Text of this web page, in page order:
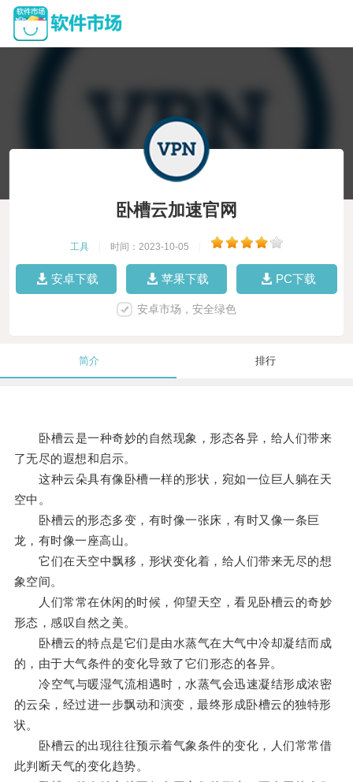
卧槽云加速官网
工具 时间：2023-10-05
安卓下载 苹果下载 PC下载
安卓市场，安全绿色
简介 排行
卧槽云是一种奇妙的自然现象，形态各异，给人们带来
了无尽的遐想和启示。
这种云朵具有像卧槽一样的形状，宛如一位巨人躺在天
空中。
卧槽云的形态多变，有时像一张床，有时又像一条巨
龙，有时像一座高山。
它们在天空中飘移，形状变化着，给人们带来无尽的想
象空间。
人们常常在休闲的时候，仰望天空，看见卧槽云的奇妙
形态，感叹自然之美。
卧槽云的特点是它们是由水蒸气在大气中冷却凝结而成
的，由于大气条件的变化导致了它们形态的各异。
冷空气与暖湿气流相遇时，水蒸气会迅速凝结形成浓密
的云朵，经过进一步飘动和演变，最终形成卧槽云的独特形
状。
卧槽云的出现往往预示着气象条件的变化，人们常常借
此判断天气的变化趋势。